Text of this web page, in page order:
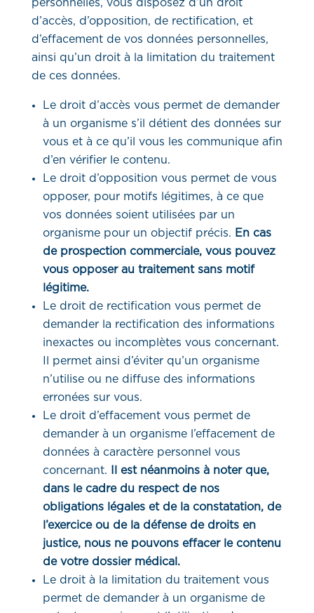
personnelles, vous disposez d’un droit
d’accès, d’opposition, de rectification, et
d’effacement de vos données personnelles,
ainsi qu’un droit à la limitation du traitement
de ces données.
Le droit d’accès vous permet de demander
à un organisme s’il détient des données sur
vous et à ce qu’il vous les communique afin
d’en vérifier le contenu.
Le droit d’opposition vous permet de vous
opposer, pour motifs légitimes, à ce que
vos données soient utilisées par un
organisme pour un objectif précis. En cas
de prospection commerciale, vous pouvez
vous opposer au traitement sans motif
légitime.
Le droit de rectification vous permet de
demander la rectification des informations
inexactes ou incomplètes vous concernant.
Il permet ainsi d’éviter qu’un organisme
n’utilise ou ne diffuse des informations
erronées sur vous.
Le droit d’effacement vous permet de
demander à un organisme l’effacement de
données à caractère personnel vous
concernant.
Il est néanmoins à noter que,
dans le cadre du respect de nos
obligations légales et de la constatation, de
l’exercice ou de la défense de droits en
justice, nous ne pouvons effacer le contenu
de votre dossier médical.
Le droit à la limitation du traitement vous
permet de demander à un organisme de